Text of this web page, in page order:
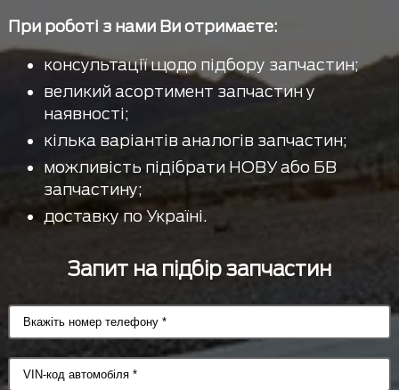
При роботі з нами Ви отримаєте:
консультації щодо підбору запчастин;
великий асортимент запчастин у
наявності;
кілька варіантів аналогів запчастин;
можливість підібрати НОВУ або БВ
запчастину;
доставку по Україні.
Запит на підбір запчастин